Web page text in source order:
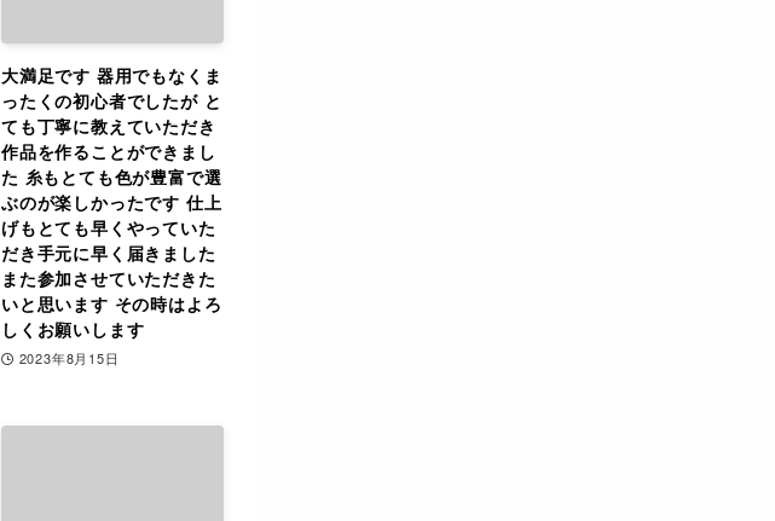
大満足です 器用でもなくま
ったくの初心者でしたが と
ても丁寧に教えていただき
作品を作ることができまし
た 糸もとても色が豊富で選
ぶのが楽しかったです 仕上
げもとても早くやっていた
だき手元に早く届きました
また参加させていただきた
いと思います その時はよろ
しくお願いします
2023年8月15日